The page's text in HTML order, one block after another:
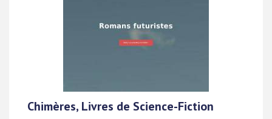
Chimères, Livres de Science-Fiction